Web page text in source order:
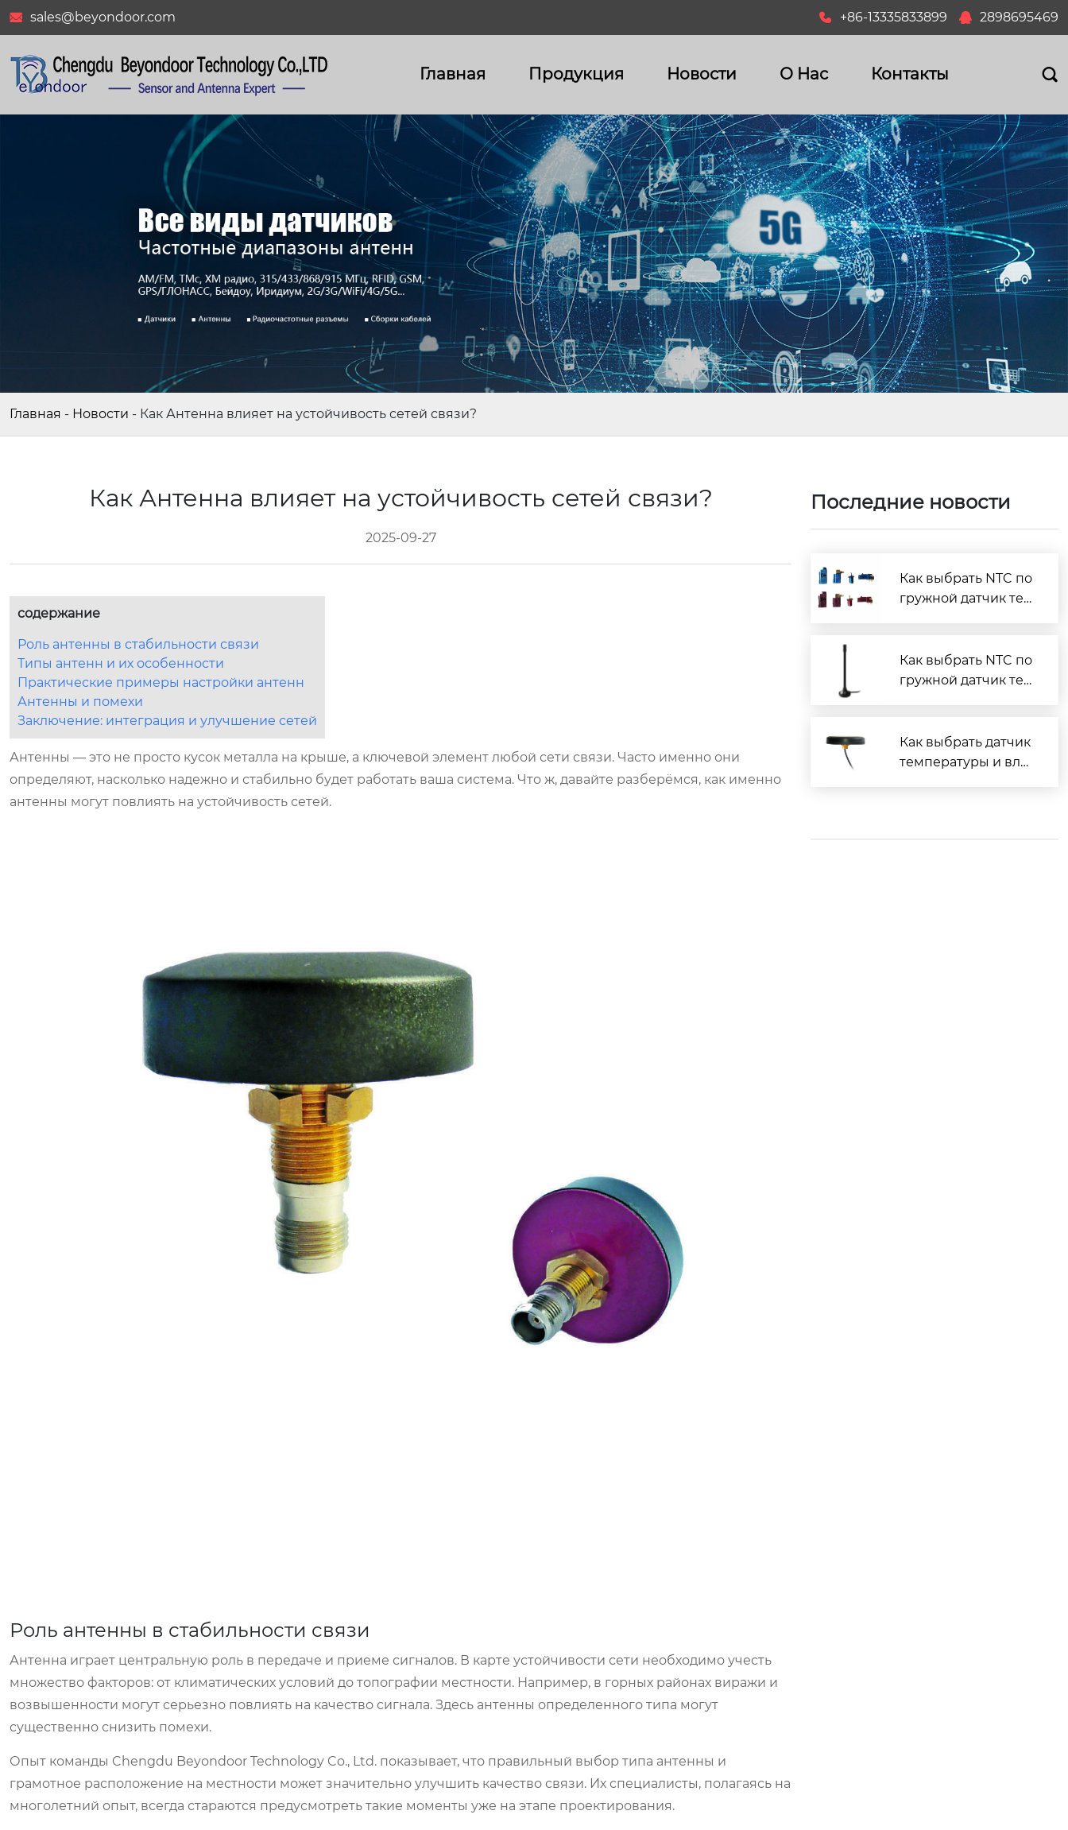
 sales@beyondoor.com  +86-13335833899  2898695469
Главная Продукция Новости О Hас Контакты 
Главная - Новости - Как Антенна влияет на устойчивость сетей связи?
Как Антенна влияет на устойчивость сетей связи?
2025-09-27
содержание
Роль антенны в стабильности связи
Типы антенн и их особенности
Практические примеры настройки антенн
Антенны и помехи
Заключение: интеграция и улучшение сетей
Антенны — это не просто кусок металла на крыше, а ключевой элемент любой сети связи. Часто именно они
определяют, насколько надежно и стабильно будет работать ваша система. Что ж, давайте разберёмся, как именно
антенны могут повлиять на устойчивость сетей.
Роль антенны в стабильности связи
Антенна играет центральную роль в передаче и приеме сигналов. В карте устойчивости сети необходимо учесть
множество факторов: от климатических условий до топографии местности. Например, в горных районах виражи и
возвышенности могут серьезно повлиять на качество сигнала. Здесь антенны определенного типа могут
существенно снизить помехи.
Опыт команды Chengdu Beyondoor Technology Co., Ltd. показывает, что правильный выбор типа антенны и
грамотное расположение на местности может значительно улучшить качество связи. Их специалисты, полагаясь на
многолетний опыт, всегда стараются предусмотреть такие моменты уже на этапе проектирования.
Последние новости
Как выбрать NTC по
гружной датчик тем
Как выбрать NTC по
гружной датчик тем
Как выбрать датчик
температуры и вла